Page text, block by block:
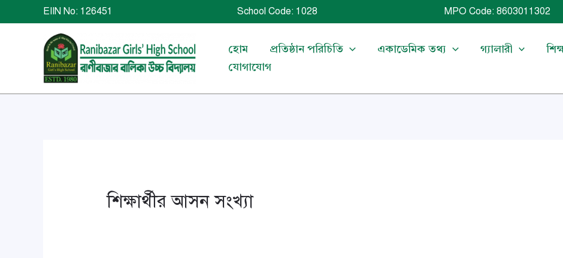
to
EIIN No: 126451 School Code: 1028 MPO Code: 8603011302
হোম প্রতিষ্ঠান পরিচিতি একাডেমিক তথ্য গ্যালারী
যোগাযোগ
শিক্ষার্থীর আসন সংখ্যা